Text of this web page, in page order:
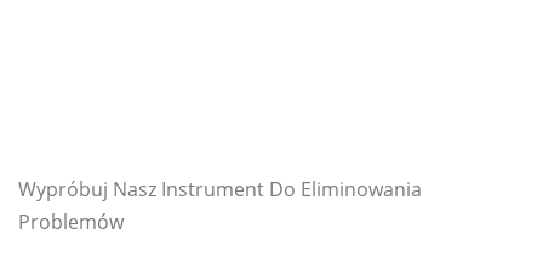
Wypróbuj Nasz Instrument Do Eliminowania
Problemów